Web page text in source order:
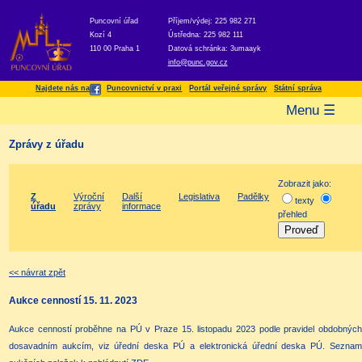
Puncovní úřad
Kozí 4
110 00 Praha 1
Příjem/výdej: 225 982 271
Ústředna: 225 982 111
Datová schránka: 3umaayk
info@punc.gov.cz
Najdete nás na Puncovnictví v praxi Portál veřejné správy Státní správa
Menu ☰
Zprávy z úřadu
Z
úřadu
Výroční
zprávy
Další
informace
Legislativa Padělky
Zobrazit jako:
texty
přehled
<< návrat zpět
Aukce cenností 15. 11. 2023
Aukce cenností proběhne na PÚ v Praze 15. listopadu 2023 podle pravidel obdobných
dosavadním aukcím, viz úřední deska PÚ a elektronická úřední deska PÚ. Seznam